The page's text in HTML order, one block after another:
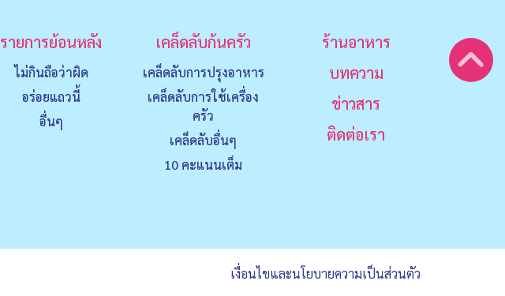
รายการย้อนหลัง
ไม่กินถือว่าผิด
อร่อยแถวนี้
อื่นๆ
เคล็ดลับก้นครัว
เคล็ดลับการปรุงอาหาร
เคล็ดลับการใช้เครื่อง
ครัว
เคล็ดลับอื่นๆ
10 คะแนนเต็ม
ร้านอาหาร
บทความ
ข่าวสาร
ติดต่อเรา
เงื่อนไขและนโยบายความเป็นส่วนตัว